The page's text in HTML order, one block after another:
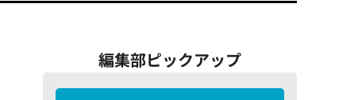
編集部ピックアップ